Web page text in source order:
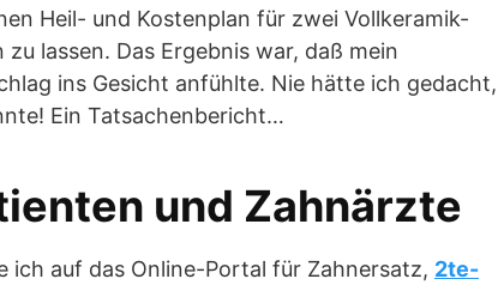
Heil- und Kostenplan für zwei Vollkeramik-
lassen. Das Ergebnis war, daß mein
ins Gesicht anfühlte. Nie hätte ich gedacht,
Ein Tatsachenbericht…
und Zahnärzte
ich auf das Online-Portal für Zahnersatz, 2te-